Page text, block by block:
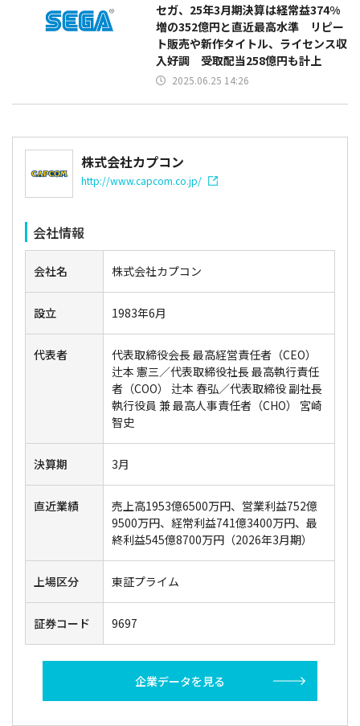
セガ、25年3月期決算は経常益374%
増の352億円と直近最高水準 リピー
ト販売や新作タイトル、ライセンス収
入好調 受取配当258億円も計上
2025.06.25 14:26
株式会社カプコン
http://www.capcom.co.jp/
会社情報
会社名 株式会社カプコン
設立 1983年6月
代表者
代表取締役会長 最高経営責任者（CEO）
辻本 憲三／代表取締役社長 最高執行責任
者（COO） 辻本 春弘／代表取締役 副社長
執行役員 兼 最高人事責任者（CHO） 宮崎
智史
決算期 3月
直近業績
売上高1953億6500万円、営業利益752億
9500万円、経常利益741億3400万円、最
終利益545億8700万円（2026年3月期）
上場区分 東証プライム
証券コード 9697
企業データを見る